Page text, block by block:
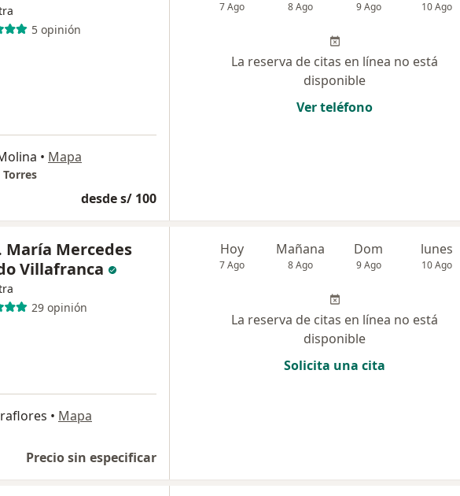
5 opinión
• Mapa
Torres
desde s/ 100
7 Ago 8 Ago 9 Ago 10 Ago
La reserva de citas en línea no está
disponible
Ver teléfono
María Mercedes
Villafranca
29 opinión
• Mapa
Precio sin especificar
Hoy
7 Ago
Mañana
8 Ago
Dom
9 Ago
lunes
10 Ago
La reserva de citas en línea no está
disponible
Solicita una cita